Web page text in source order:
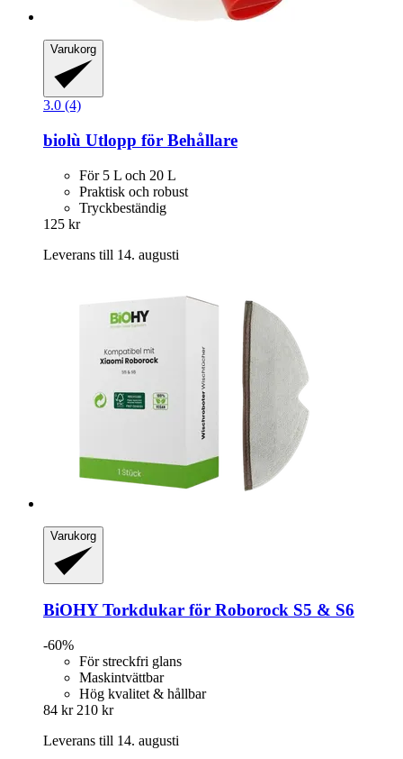
Varukorg
3.0 (4)
biolù Utlopp för Behållare
För 5 L och 20 L
Praktisk och robust
Tryckbeständig
125 kr
Leverans till 14. augusti
Varukorg
BiOHYTorkdukar för Roborock S5 & S6
-60%
För streckfri glans
Maskintvättbar
Hög kvalitet & hållbar
84 kr 210 kr
Leverans till 14. augusti